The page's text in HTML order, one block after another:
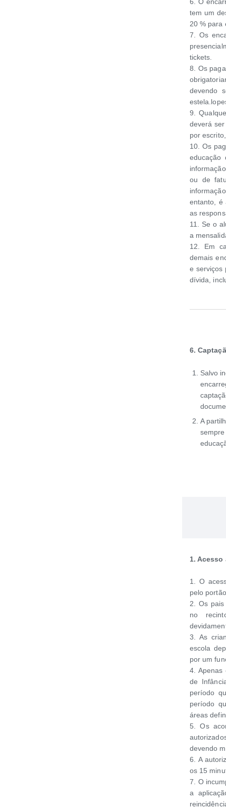
tem um
20 % para
7. Os
tickets.
8. Os
devendo
9.
deverá
por
10. Os
educação
ou de
entanto, é
as
11. Se o
a
12. Em
demais
e serviços
dívida,
6.
Salvo
A
1.
1. O
pelo
2. Os
no
3. As
escola
por um
4. Apenas
de
período
período
áreas
5. Os
devendo
6. A
os 15
7. O
a